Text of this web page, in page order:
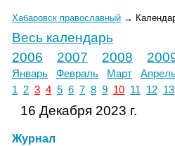
Хабаровск православный →
Весь календарь
2006
2007 2008
Январь Февраль Март
1
2 3 4 5 6 7 8 9 10 11 12 13
16 Декабря 2023 г.
Журнал